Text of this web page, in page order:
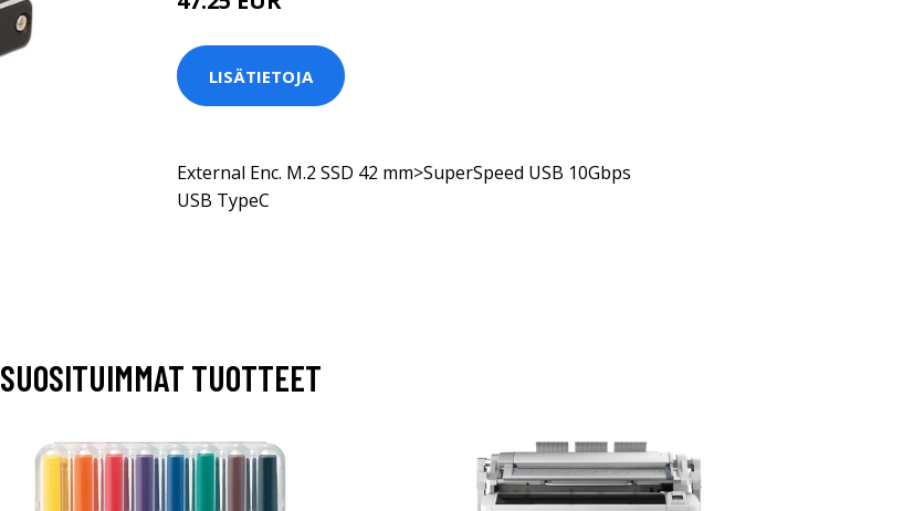
LISÄTIETOJA
External Enc. M.2 SSD 42 mm>SuperSpeed USB 10Gbps
USB TypeC
SUOSITUIMMAT TUOTTEET